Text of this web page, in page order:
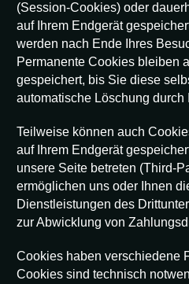
(Session-Cookies) oder
auf Ihrem Endgerät
werden nach Ende Ihres
Permanente Cookies bleiben
gespeichert, bis Sie diese
automatische Löschung durch
Teilweise können auch
auf Ihrem Endgerät
unsere Seite betreten (Third-
ermöglichen uns oder Ihnen
Dienstleistungen des
zur Abwicklung von
Cookies haben verschiedene
Cookies sind technisch